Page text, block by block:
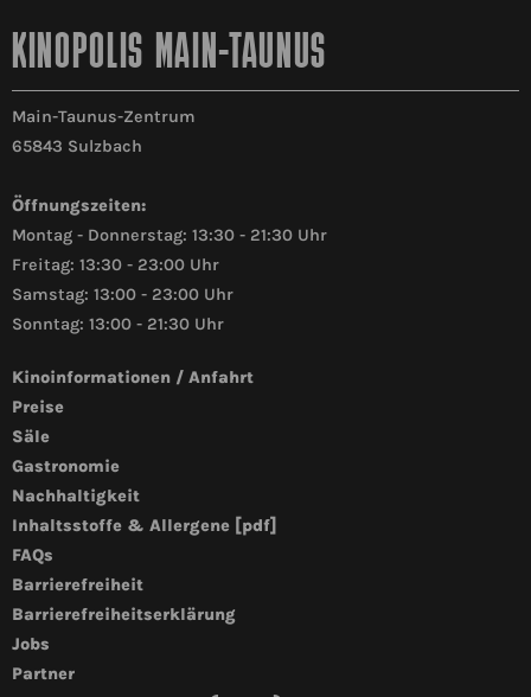
KINOPOLIS MAIN-TAUNUS
Main-Taunus-Zentrum
65843 Sulzbach
Öffnungszeiten:
Montag - Donnerstag: 13:30 - 21:30 Uhr
Freitag: 13:30 - 23:00 Uhr
Samstag: 13:00 - 23:00 Uhr
Sonntag: 13:00 - 21:30 Uhr
Kinoinformationen / Anfahrt
Preise
Säle
Gastronomie
Nachhaltigkeit
Inhaltsstoffe & Allergene [pdf]
FAQs
Barrierefreiheit
Barrierefreiheitserklärung
Jobs
Partner